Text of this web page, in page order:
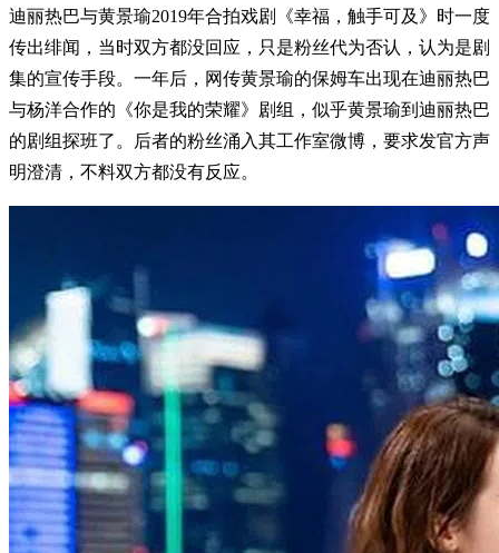
迪丽热巴与黄景瑜2019年合拍戏剧《幸福，触手可及》时一度
传出绯闻，当时双方都没回应，只是粉丝代为否认，认为是剧
集的宣传手段。一年后，网传黄景瑜的保姆车出现在迪丽热巴
与杨洋合作的《你是我的荣耀》剧组，似乎黄景瑜到迪丽热巴
的剧组探班了。后者的粉丝涌入其工作室微博，要求发官方声
明澄清，不料双方都没有反应。